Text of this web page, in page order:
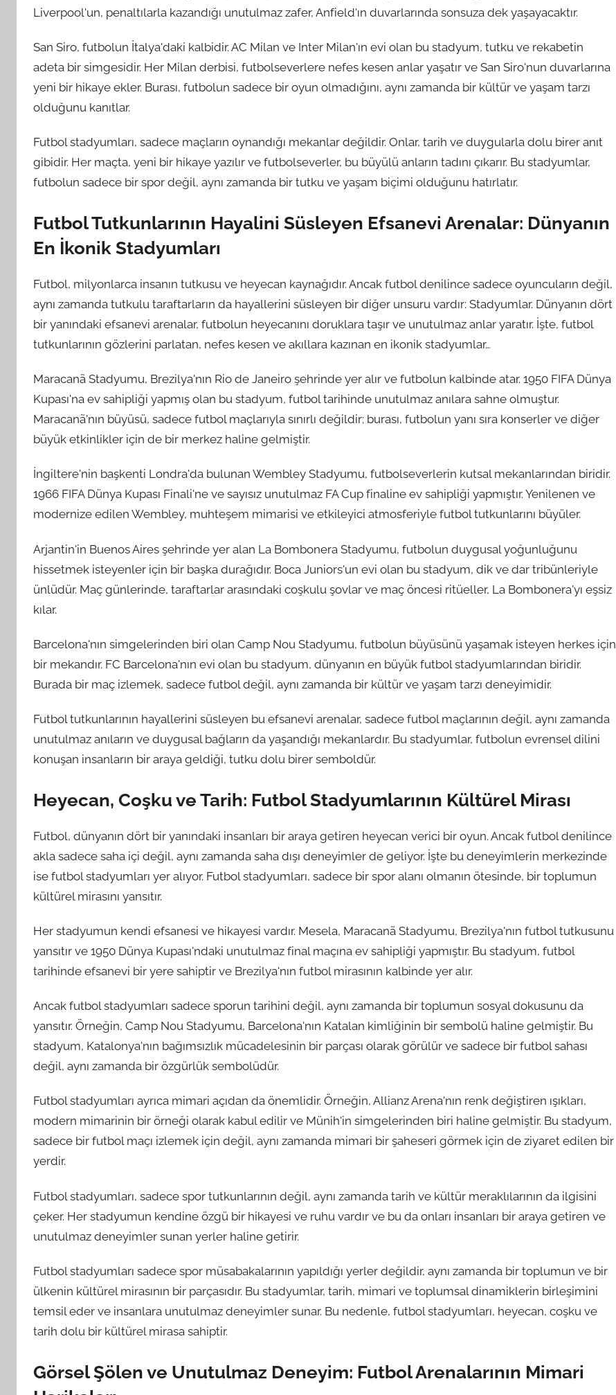
Liverpool'un, penaltılarla kazandığı unutulmaz zafer, Anfield'ın duvarlarında sonsuza dek yaşayacaktır.
San Siro, futbolun İtalya'daki kalbidir. AC Milan ve Inter Milan'ın evi olan bu stadyum, tutku ve rekabetin
adeta bir simgesidir. Her Milan derbisi, futbolseverlere nefes kesen anlar yaşatır ve San Siro'nun duvarlarına
yeni bir hikaye ekler. Burası, futbolun sadece bir oyun olmadığını, aynı zamanda bir kültür ve yaşam tarzı
olduğunu kanıtlar.
Futbol stadyumları, sadece maçların oynandığı mekanlar değildir. Onlar, tarih ve duygularla dolu birer anıt
gibidir. Her maçta, yeni bir hikaye yazılır ve futbolseverler, bu büyülü anların tadını çıkarır. Bu stadyumlar,
futbolun sadece bir spor değil, aynı zamanda bir tutku ve yaşam biçimi olduğunu hatırlatır.
Futbol Tutkunlarının Hayalini Süsleyen Efsanevi Arenalar: Dünyanın
En İkonik Stadyumları
Futbol, milyonlarca insanın tutkusu ve heyecan kaynağıdır. Ancak futbol denilince sadece oyuncuların değil,
aynı zamanda tutkulu taraftarların da hayallerini süsleyen bir diğer unsuru vardır: Stadyumlar. Dünyanın dört
bir yanındaki efsanevi arenalar, futbolun heyecanını doruklara taşır ve unutulmaz anlar yaratır. İşte, futbol
tutkunlarının gözlerini parlatan, nefes kesen ve akıllara kazınan en ikonik stadyumlar…
Maracanã Stadyumu, Brezilya'nın Rio de Janeiro şehrinde yer alır ve futbolun kalbinde atar. 1950 FIFA Dünya
Kupası'na ev sahipliği yapmış olan bu stadyum, futbol tarihinde unutulmaz anılara sahne olmuştur.
Maracanã'nın büyüsü, sadece futbol maçlarıyla sınırlı değildir; burası, futbolun yanı sıra konserler ve diğer
büyük etkinlikler için de bir merkez haline gelmiştir.
İngiltere'nin başkenti Londra'da bulunan Wembley Stadyumu, futbolseverlerin kutsal mekanlarından biridir.
1966 FIFA Dünya Kupası Finali'ne ve sayısız unutulmaz FA Cup finaline ev sahipliği yapmıştır. Yenilenen ve
modernize edilen Wembley, muhteşem mimarisi ve etkileyici atmosferiyle futbol tutkunlarını büyüler.
Arjantin'in Buenos Aires şehrinde yer alan La Bombonera Stadyumu, futbolun duygusal yoğunluğunu
hissetmek isteyenler için bir başka durağıdır. Boca Juniors'un evi olan bu stadyum, dik ve dar tribünleriyle
ünlüdür. Maç günlerinde, taraftarlar arasındaki coşkulu şovlar ve maç öncesi ritüeller, La Bombonera'yı eşsiz
kılar.
Barcelona'nın simgelerinden biri olan Camp Nou Stadyumu, futbolun büyüsünü yaşamak isteyen herkes için
bir mekandır. FC Barcelona'nın evi olan bu stadyum, dünyanın en büyük futbol stadyumlarından biridir.
Burada bir maç izlemek, sadece futbol değil, aynı zamanda bir kültür ve yaşam tarzı deneyimidir.
Futbol tutkunlarının hayallerini süsleyen bu efsanevi arenalar, sadece futbol maçlarının değil, aynı zamanda
unutulmaz anıların ve duygusal bağların da yaşandığı mekanlardır. Bu stadyumlar, futbolun evrensel dilini
konuşan insanların bir araya geldiği, tutku dolu birer semboldür.
Heyecan, Coşku ve Tarih: Futbol Stadyumlarının Kültürel Mirası
Futbol, dünyanın dört bir yanındaki insanları bir araya getiren heyecan verici bir oyun. Ancak futbol denilince
akla sadece saha içi değil, aynı zamanda saha dışı deneyimler de geliyor. İşte bu deneyimlerin merkezinde
ise futbol stadyumları yer alıyor. Futbol stadyumları, sadece bir spor alanı olmanın ötesinde, bir toplumun
kültürel mirasını yansıtır.
Her stadyumun kendi efsanesi ve hikayesi vardır. Mesela, Maracanã Stadyumu, Brezilya'nın futbol tutkusunu
yansıtır ve 1950 Dünya Kupası'ndaki unutulmaz final maçına ev sahipliği yapmıştır. Bu stadyum, futbol
tarihinde efsanevi bir yere sahiptir ve Brezilya'nın futbol mirasının kalbinde yer alır.
Ancak futbol stadyumları sadece sporun tarihini değil, aynı zamanda bir toplumun sosyal dokusunu da
yansıtır. Örneğin, Camp Nou Stadyumu, Barcelona'nın Katalan kimliğinin bir sembolü haline gelmiştir. Bu
stadyum, Katalonya'nın bağımsızlık mücadelesinin bir parçası olarak görülür ve sadece bir futbol sahası
değil, aynı zamanda bir özgürlük sembolüdür.
Futbol stadyumları ayrıca mimari açıdan da önemlidir. Örneğin, Allianz Arena'nın renk değiştiren ışıkları,
modern mimarinin bir örneği olarak kabul edilir ve Münih'in simgelerinden biri haline gelmiştir. Bu stadyum,
sadece bir futbol maçı izlemek için değil, aynı zamanda mimari bir şaheseri görmek için de ziyaret edilen bir
yerdir.
Futbol stadyumları, sadece spor tutkunlarının değil, aynı zamanda tarih ve kültür meraklılarının da ilgisini
çeker. Her stadyumun kendine özgü bir hikayesi ve ruhu vardır ve bu da onları insanları bir araya getiren ve
unutulmaz deneyimler sunan yerler haline getirir.
Futbol stadyumları sadece spor müsabakalarının yapıldığı yerler değildir, aynı zamanda bir toplumun ve bir
ülkenin kültürel mirasının bir parçasıdır. Bu stadyumlar, tarih, mimari ve toplumsal dinamiklerin birleşimini
temsil eder ve insanlara unutulmaz deneyimler sunar. Bu nedenle, futbol stadyumları, heyecan, coşku ve
tarih dolu bir kültürel mirasa sahiptir.
Görsel Şölen ve Unutulmaz Deneyim: Futbol Arenalarının Mimari